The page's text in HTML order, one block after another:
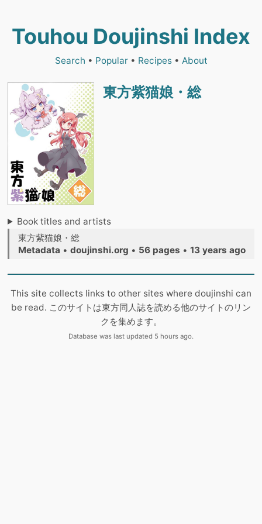
Touhou Doujinshi Index
Search • Popular• Recipes• About
東方紫猫娘・総
Book titles and artists
東方紫猫娘・総
Metadata • doujinshi.org • 56 pages • 13 years ago
This site collects links to other sites where doujinshi can
be read. このサイトは東方同人誌を読める他のサイトのリン
クを集めます。
Database was last updated 5 hours ago.